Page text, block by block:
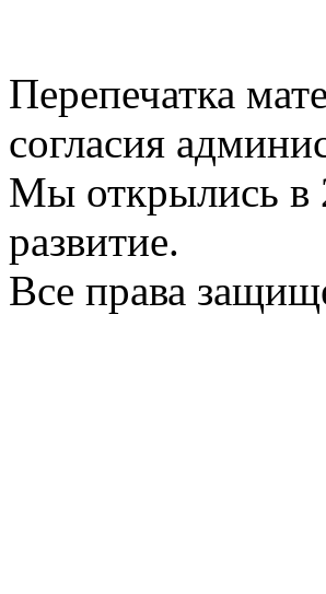
Перепечатка
согласия
Мы открылись в
развитие.
Все права